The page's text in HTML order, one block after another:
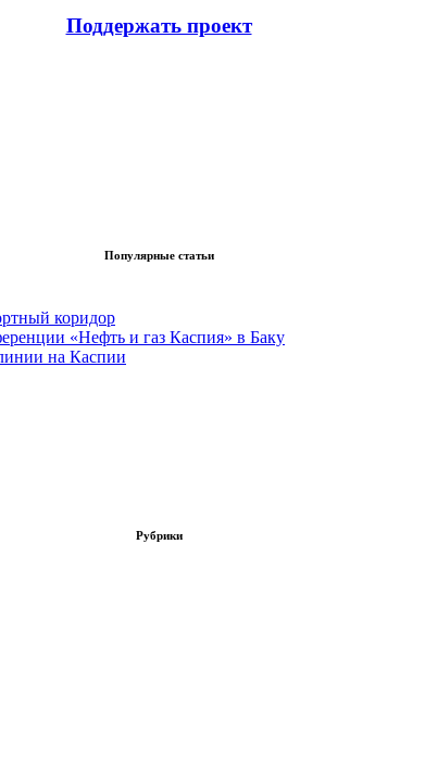
Поддержать проект
Популярные статьи
коридор
«Нефть и газ Каспия» в Баку
на Каспии
Рубрики